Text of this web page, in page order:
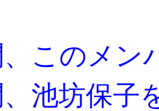
このメン
池坊保子